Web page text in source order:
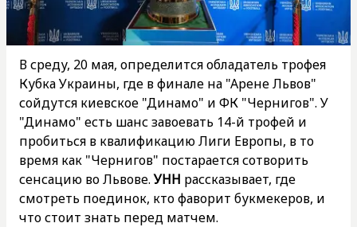
В среду, 20 мая, определится обладатель трофея
Кубка Украины, где в финале на "Арене Львов"
сойдутся киевское "Динамо" и ФК "Чернигов". У
"Динамо" есть шанс завоевать 14-й трофей и
пробиться в квалификацию Лиги Европы, в то
время как "Чернигов" постарается сотворить
сенсацию во Львове.УНН рассказывает, где
смотреть поединок, кто фаворит букмекеров, и
что стоит знать перед матчем.